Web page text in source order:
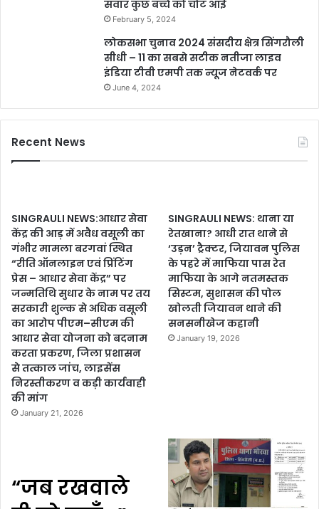
सवार कुछ बच्चे को चोट आई
February 5, 2024
लोकसभा चुनाव 2024 संसदीय क्षेत्र सिंगरौली
सीधी – 11 का सबसे सटीक नतीजा लाइव
इंडिया टीवी एमपी तक न्यूज नेटवर्क पर
June 4, 2024
Recent News
SINGRAULI NEWS:आधार सेवा
केंद्र की आड़ में अवैध वसूली का
गंभीर मामला बरगवां स्थित
“रीति ऑनलाइन एवं प्रिंटिंग
प्रेस – आधार सेवा केंद्र” पर
जन्मतिथि सुधार के नाम पर तय
सरकारी शुल्क से अधिक वसूली
का आरोप पीएम–सीएम की
आधार सेवा योजना को बदनाम
करता प्रकरण, जिला प्रशासन
से तत्काल जांच, लाइसेंस
निरस्तीकरण व कड़ी कार्यवाही
की मांग
January 21, 2026
SINGRAULI NEWS: थाना या
रेतखाना? आधी रात थाने से
‘उड़न’ ट्रैक्टर, जियावन पुलिस
के पहरे में माफिया पास रेत
माफिया के आगे नतमस्तक
सिस्टम, सुशासन की पोल
खोलती जियावन थाने की
सनसनीखेज कहानी
January 19, 2026
“जब रखवाले